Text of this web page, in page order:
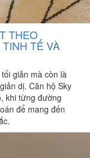
THEO
TẾ VÀ
giản mà còn là
dị. Căn hộ Sky
khi từng đường
để mang đến